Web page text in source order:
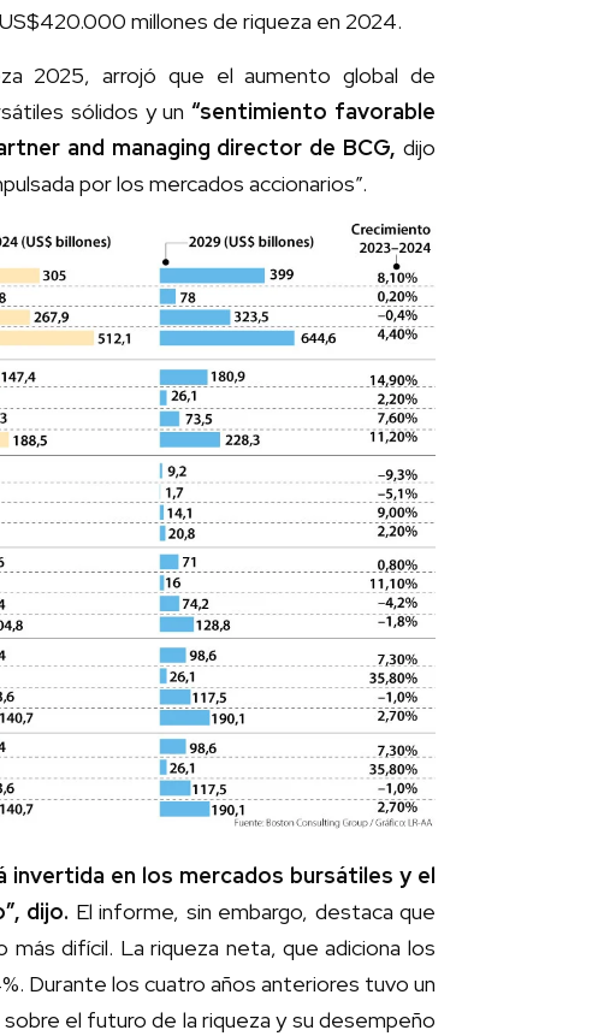
millones de riqueza en 2024.
2025, arrojó que el aumento global de
sólidos y un“sentimiento favorable
and managing director de BCG, dijo
por los mercados accionarios”.
en los mercados bursátiles y el
dijo. El informe, sin embargo, destaca que
difícil. La riqueza neta, que adiciona los
Durante los cuatro años anteriores tuvo un
el futuro de la riqueza y su desempeño